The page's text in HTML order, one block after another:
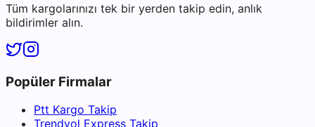
Tüm kargolarınızı tek bir yerden takip edin, anlık
bildirimler alın.
Popüler Firmalar
Ptt Kargo Takip
Trendyol Express Takip